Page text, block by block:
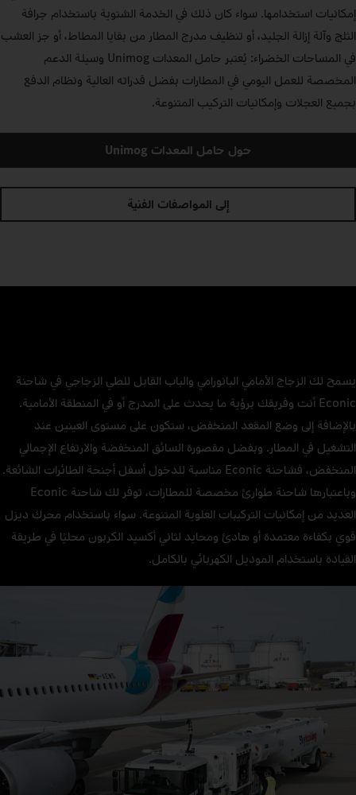
إمكانيات استخدامها. سواء كان ذلك في الخدمة الشتوية باستخدام جرافة
الثلج وآلة إزالة الجليد، أو تنظيف مدرج المطار من بقايا المطاط، أو جز العشب
في المساحات الخضراء: يُعتبر حامل المعدات Unimog وسيلة الدعم
المخصصة للعمل اليومي في المطارات بفضل قدراته العالية ونظام الدفع
بجميع العجلات وإمكانيات التركيب المتنوعة.
حول حامل المعدات Unimog
إلى المواصفات الفنية
يسمح لك الزجاج الأمامي البانورامي والباب القابل للطي الزجاجي في شاحنة
Econic أنت وفريقك برؤية ما يحدث على المدرج أو في المنطقة الأمامية.
بالإضافة إلى وضع المقعد المنخفض، ستكون على مستوى العينين عند
التشغيل في المطار. وبفضل مقصورة السائق المنخفضة والارتفاع الإجمالي
المنخفض، فشاحنة Econic مناسبة للدخول أسفل أجنحة الطائرات الشائعة.
وباعتبارها شاحنة طوارئ مخصصة للمطارات، توفر لك شاحنة Econic
العديد من إمكانيات التركيبات العلوية المتنوعة. سواء باستخدام محرك ديزل
قوي بكفاءة معتمدة أو هادئ ومحايد لثاني أكسيد الكربون محليًا في طريقة
القيادة باستخدام الموديل الكهربائي بالكامل.